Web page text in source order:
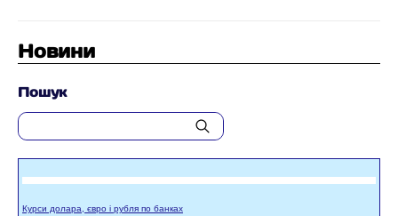
Новини
Пошук
Курси долара, євро і рубля по банках